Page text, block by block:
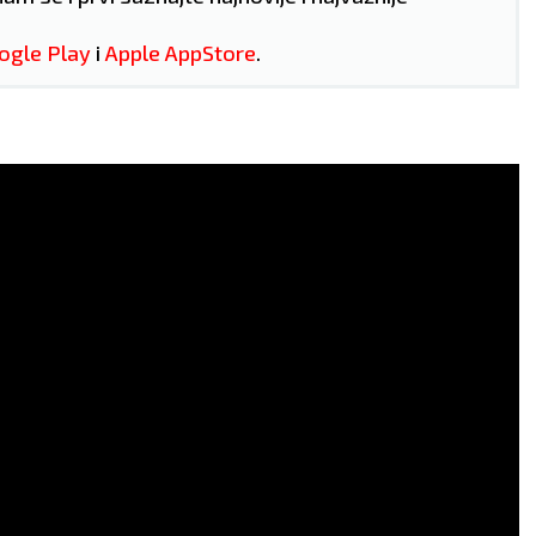
Play i Apple AppStore.